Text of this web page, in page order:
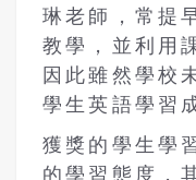
琳老師，常提
教學，並利用
因此雖然學校
學生英語學習
獲獎的學生學
的學習態度，